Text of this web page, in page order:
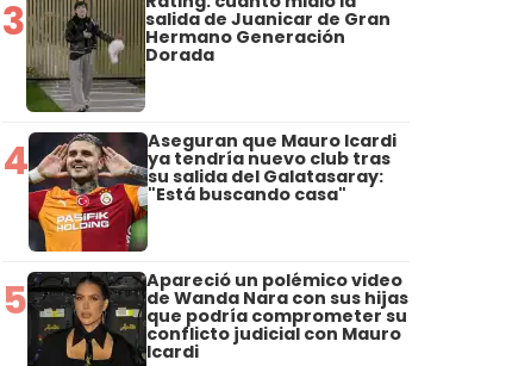
3 salida de Juanicar de Gran
Hermano Generación
Dorada
4 Aseguran que Mauro Icardi
ya tendría nuevo club tras
su salida del Galatasaray:
"Está buscando casa"
5 Apareció un polémico video
de Wanda Nara con sus hijas
que podría comprometer su
conflicto judicial con Mauro
Icardi